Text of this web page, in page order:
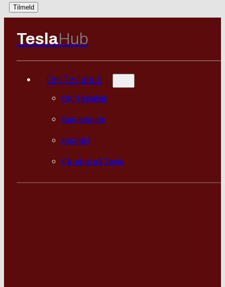
TeslaHub
Om Teslahub
Om Teslahub
Samarbejde
Kontakt
Få rabat på Tesla